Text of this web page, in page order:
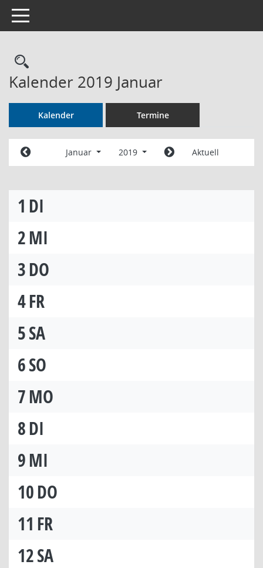
Toggle navigation
Rechercheauswahl
Kalender 2019 Januar
Kalender Termine
Januar 2019 Aktuell
1 DI
2MI
3DO
4FR
5SA
6SO
7MO
8DI
9MI
10DO
11 FR
12SA